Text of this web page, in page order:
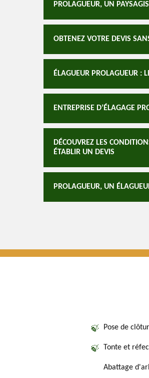
PROLAGUEUR, UN
OBTENEZ VOTRE DEVIS
ÉLAGUEUR PROLAGUEUR :
ENTREPRISE D’ÉLAGAGE
DÉCOUVREZ LES
ÉTABLIR UN DEVIS
PROLAGUEUR, UN
Pose de
Tonte et
Abattage